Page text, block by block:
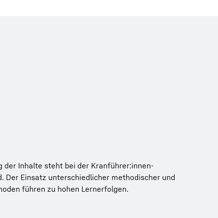
der Inhalte steht bei der Kranführer:innen-
Der Einsatz unterschiedlicher methodischer und
führen zu hohen Lernerfolgen.
umfangreiches Wissen und langjährige
Turmdrehkranen zurück. Die Schulungsräume
Lehr- und Lernsituation.
Simulationen gehören zur hochwertigen
zukünftigen Kranführer:innen vielfältige Optionen